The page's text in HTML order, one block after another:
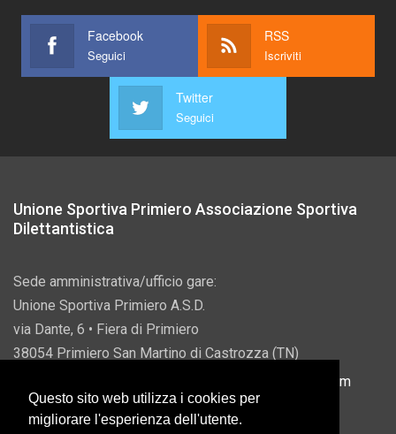
Facebook
Seguici
RSS
Iscriviti
Twitter
Seguici
Unione Sportiva Primiero Associazione Sportiva
Dilettantistica
Sede amministrativa/ufficio gare:
Unione Sportiva Primiero A.S.D.
via Dante, 6 • Fiera di Primiero
38054 Primiero San Martino di Castrozza (TN)
info@usprimiero.com
Questo sito web utilizza i cookies per
migliorare l'esperienza dell'utente.